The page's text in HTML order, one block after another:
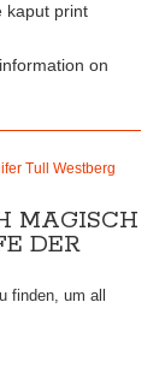
kaput print
on
Tull Westberg
MAGISCH
DER
finden, um all